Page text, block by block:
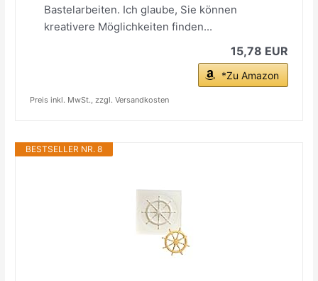
Bastelarbeiten. Ich glaube, Sie können
kreativere Möglichkeiten finden...
15,78 EUR
*Zu Amazon
Preis inkl. MwSt., zzgl. Versandkosten
BESTSELLER NR. 8